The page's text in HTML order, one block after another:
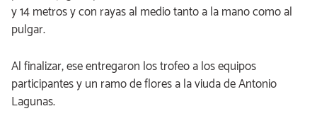
y 14 metros y con rayas al medio tanto a la mano como al
pulgar.
Al finalizar, ese entregaron los trofeo a los equipos
participantes y un ramo de flores a la viuda de Antonio
Lagunas.